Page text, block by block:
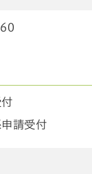
請受付